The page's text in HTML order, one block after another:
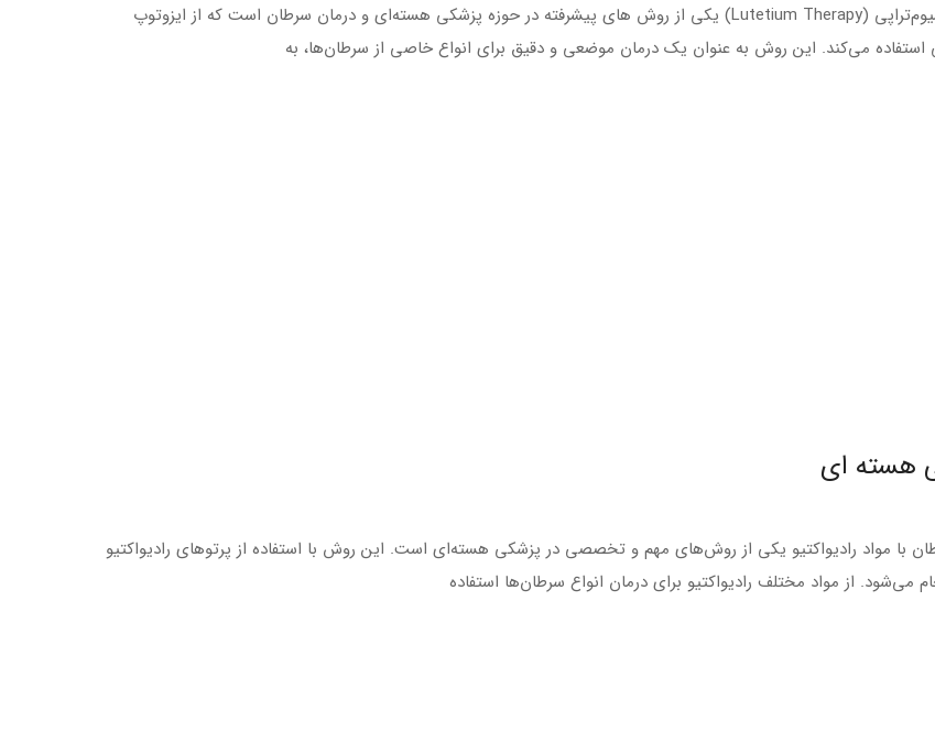
روش‌ های پیشرفته در حوزه پزشکی هسته‌ای و درمان سرطان : لوتشیوم‌تراپی (Lutetium Therapy) یکی از روش‌ های پیشرفته در حوزه پزشکی هسته‌ای و درمان سرطان است که از ایزوتوپ
هسته ای
با مواد رادیواکتیو یکی از روش‌های مهم و تخصصی در پزشکی هسته‌ای است. این روش با استفاده از پرتوهای رادیواکتیو
از مواد مختلف رادیواکتیو برای درمان انواع سرطان‌ها استفاده